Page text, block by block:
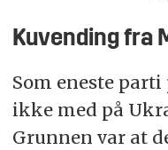
Kuvending fra
Som eneste
ikke med på
Grunnen var at